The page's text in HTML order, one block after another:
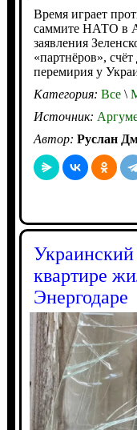
Время играет
саммите НАТО в
заявления
«партнёров»,
перемирия у
Категория: Все\
Источник:
Автор: Руслан
квартире
Энергодаре